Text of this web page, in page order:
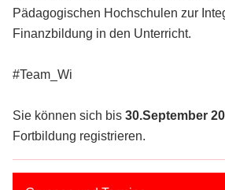
Pädagogischen Hochschulen zur
Finanzbildung in den Unterricht.
#Team_Wi
Sie können sich bis 30.September
Fortbildung registrieren.